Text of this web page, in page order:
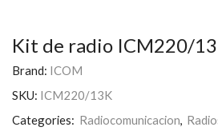
Kit de radio ICM220/
Brand: ICOM
SKU: ICM220/13K
Categories: Radiocomunicacion,